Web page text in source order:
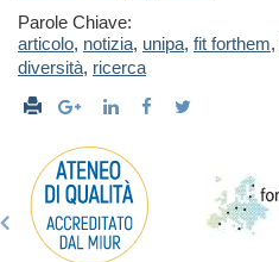
Parole Chiave:
articolo, notizia, unipa, fit forthem,
diversità, ricerca